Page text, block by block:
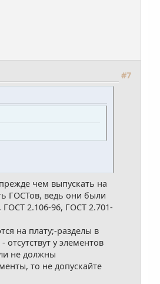
#7
чем выпускать на
ГОСТов, ведь они были
2.106-96, ГОСТ 2.701-
на плату;-разделы в
у элементов
не должны
то не допускайте